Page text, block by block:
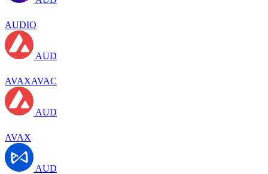
AUDIO
AUD
AVAXAVAC
AUD
AVAX
AUD